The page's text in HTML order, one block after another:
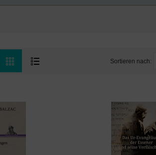
Sortieren nach: